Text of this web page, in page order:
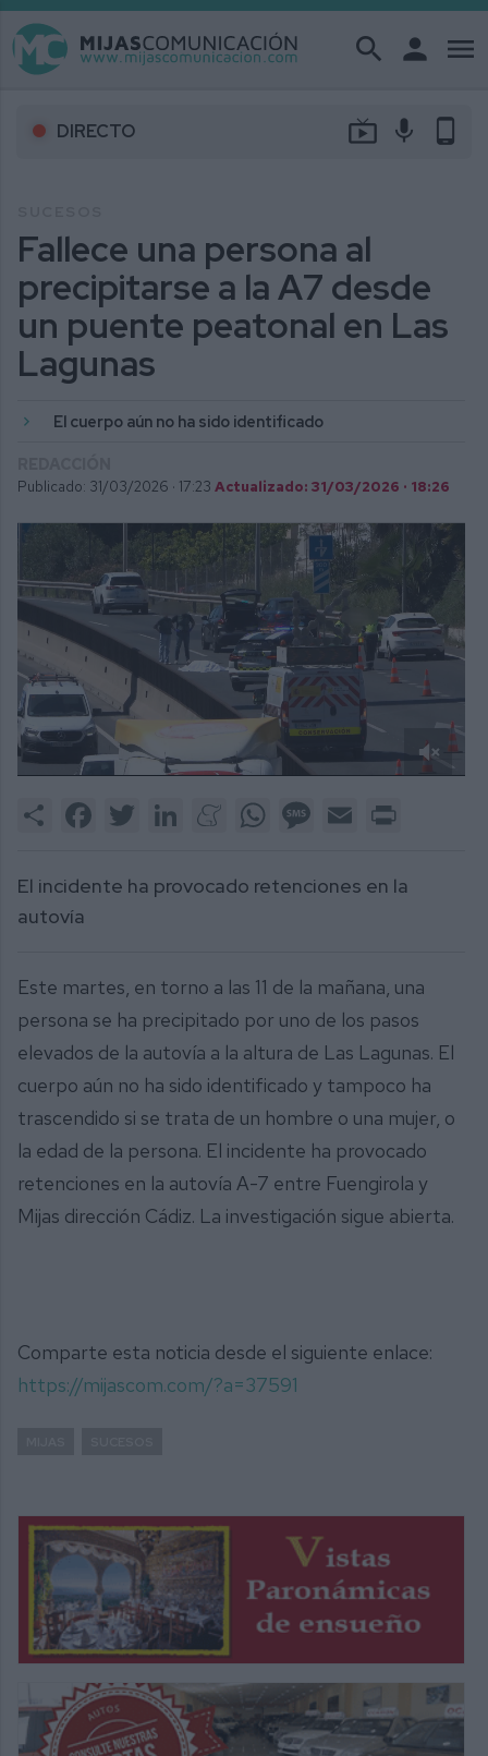
search person menu
DIRECTO live_tv mic phone_android
Fallece una persona al
precipitarse a la A7 desde
un puente peatonal en Las
Lagunas
El cuerpo aún no ha sido identificado
Publicado: 31/03/2026 · 17:23 Actualizado: 31/03/2026 · 18:26
34
Share FacebookTwitter LinkedInMeneameWhatsAppMessage
Email
El incidente ha provocado retenciones en la
autovía
Este martes, en torno a las 11 de la mañana, una
persona se ha precipitado por uno de los pasos
elevados de la autovía a la altura de Las Lagunas. El
cuerpo aún no ha sido identificado y tampoco ha
trascendido si se trata de un hombre o una mujer, o
la edad de la persona. El incidente ha provocado
retenciones en la autovía A-7 entre Fuengirola y
Mijas dirección Cádiz. La investigación sigue abierta.
Comparte esta noticia desde el siguiente enlace:
https://mijascom.com/?a=37591